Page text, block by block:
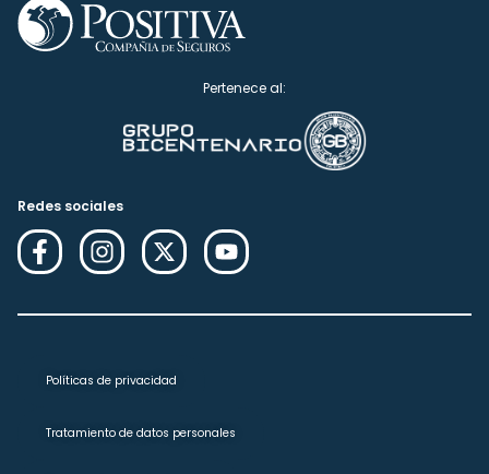
Pertenece al:
Redes sociales
Políticas de privacidad
Tratamiento de datos personales